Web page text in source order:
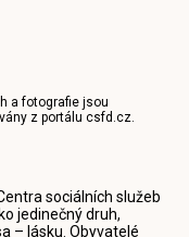
a fotografie jsou
z portálucsfd.cz.
sociálních služeb
jedinečný druh,
– lásku. Obyvatelé